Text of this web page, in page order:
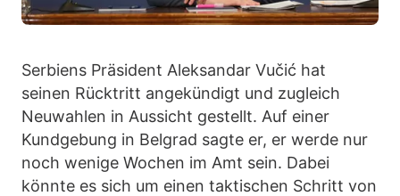
Serbiens Präsident Aleksandar Vučić hat
seinen Rücktritt angekündigt und zugleich
Neuwahlen in Aussicht gestellt. Auf einer
Kundgebung in Belgrad sagte er, er werde nur
noch wenige Wochen im Amt sein. Dabei
könnte es sich um einen taktischen Schritt von